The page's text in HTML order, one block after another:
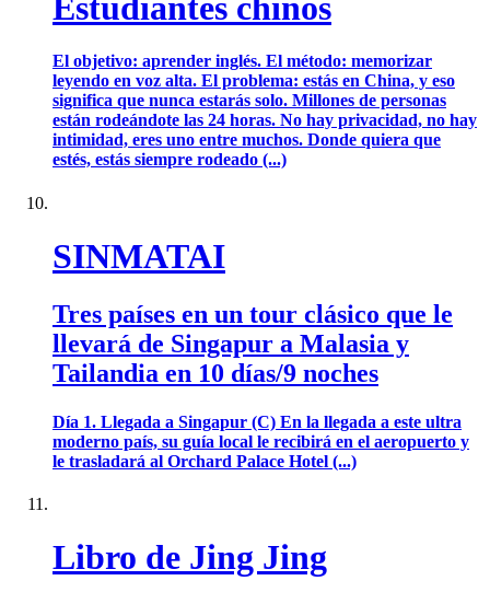
El objetivo: aprender inglés. El método: memorizar
leyendo en voz alta. El problema: estás en China, y eso
significa que nunca estarás solo. Millones de personas
están rodeándote las 24 horas. No hay privacidad, no hay
intimidad, eres uno entre muchos. Donde quiera que
estés, estás siempre rodeado (...)
SINMATAI
Tres países en un tour clásico que le
llevará de Singapur a Malasia y
Tailandia en 10 días/9 noches
Día 1. Llegada a Singapur (C) En la llegada a este ultra
moderno país, su guía local le recibirá en el aeropuerto y
le trasladará al Orchard Palace Hotel (...)
Libro de Jing Jing